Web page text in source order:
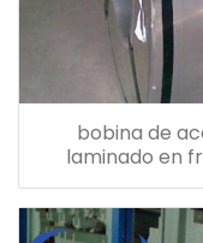
bobina de
laminado en